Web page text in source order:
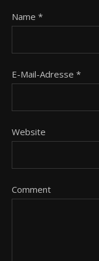
Name *
E-Mail-Adresse *
Website
Comment